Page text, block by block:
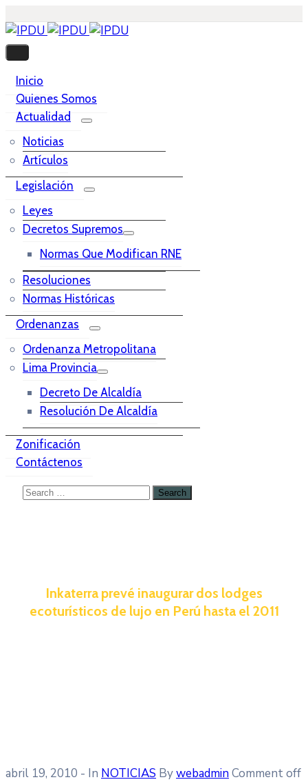
Inicio
Quienes Somos
Actualidad
Noticias
Artículos
Legislación
Leyes
Decretos Supremos
Normas Que Modifican RNE
Resoluciones
Normas Históricas
Ordenanzas
Ordenanza Metropolitana
Lima Provincia
Decreto De Alcaldía
Resolución De Alcaldía
Zonificación
Contáctenos
Inkaterra prevé inaugurar dos lodges
ecoturísticos de lujo en Perú hasta el 2011
abril 19, 2010 - In NOTICIAS BywebadminComment off